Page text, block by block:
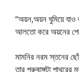
“অয়ন,অয়ন ঘুমিয়ে যাও
আলতো করে অয়নের
মামনির নরম স্তনের
তার পুরুষাঙ্গটা